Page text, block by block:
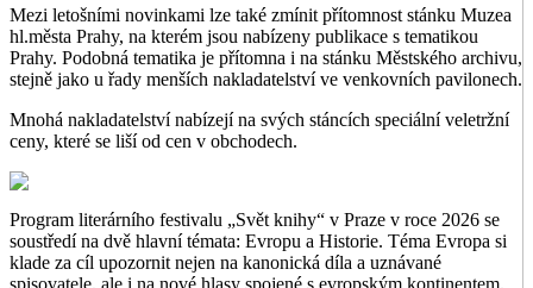
Mezi letošními novinkami lze také zmínit přítomnost stánku Muzea
hl.města Prahy, na kterém jsou nabízeny publikace s tematikou
Prahy. Podobná tematika je přítomna i na stánku Městského archivu,
stejně jako u řady menších nakladatelství ve venkovních pavilonech.
Mnohá nakladatelství nabízejí na svých stáncích speciální veletržní
ceny, které se liší od cen v obchodech.
Program literárního festivalu „Svět knihy“ v Praze v roce 2026 se
soustředí na dvě hlavní témata: Evropu a Historie. Téma Evropa si
klade za cíl upozornit nejen na kanonická díla a uznávané
spisovatele, ale i na nové hlasy spojené s evropským kontinentem.